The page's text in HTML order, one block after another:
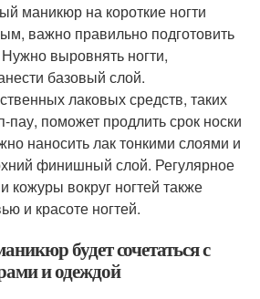
маникюр на короткие ногти
важно правильно подготовить
выровнять ногти,
базовый слой.
лаковых средств, таких
пау, поможет продлить срок носки
наносить лак тонкими слоями и
финишный слой. Регулярное
кожуры вокруг ногтей также
и красоте ногтей.
будет сочетаться с
и одеждой